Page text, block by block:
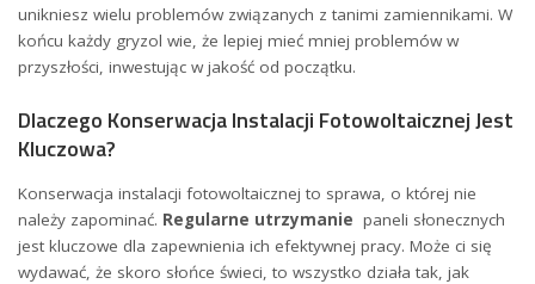
unikniesz wielu problemów związanych z tanimi ‌zamiennikami. W
końcu każdy⁤ gryzol wie, że lepiej mieć mniej ​problemów w
przyszłości, inwestując w​ jakość od początku.
Dlaczego Konserwacja⁢ Instalacji Fotowoltaicznej Jest
Kluczowa?
Konserwacja instalacji​ fotowoltaicznej to sprawa, o ⁢której nie
należy zapominać. Regularne utrzymanie ‍ paneli słonecznych​
jest kluczowe dla zapewnienia ich efektywnej ⁤pracy.⁤ Może ci się⁢
wydawać, że skoro słońce ‌świeci, to wszystko działa tak, jak